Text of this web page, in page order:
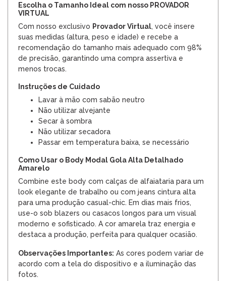
Escolha o Tamanho Ideal com nosso PROVADOR
VIRTUAL
Com nosso exclusivo Provador Virtual, você insere
suas medidas (altura, peso e idade) e recebe a
recomendação do tamanho mais adequado com 98%
de precisão, garantindo uma compra assertiva e
menos trocas.
Instruções de Cuidado
Lavar à mão com sabão neutro
Não utilizar alvejante
Secar à sombra
Não utilizar secadora
Passar em temperatura baixa, se necessário
Como Usar o Body Modal Gola Alta Detalhado
Amarelo
Combine este body com calças de alfaiataria para um
look elegante de trabalho ou com jeans cintura alta
para uma produção casual-chic. Em dias mais frios,
use-o sob blazers ou casacos longos para um visual
moderno e sofisticado. A cor amarela traz energia e
destaca a produção, perfeita para qualquer ocasião.
Observações Importantes: As cores podem variar de
acordo com a tela do dispositivo e a iluminação das
fotos.